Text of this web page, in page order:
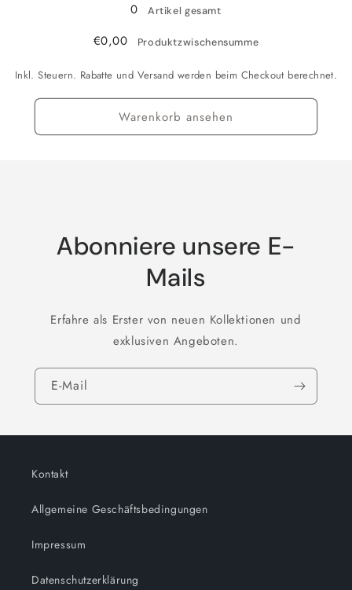
0
Artikel gesamt
€0,00 Produktzwischensumme
Inkl. Steuern. Rabatte und Versand werden beim Checkout berechnet.
Warenkorb ansehen
Abonniere unsere E-
Mails
Erfahre als Erster von neuen Kollektionen und
exklusiven Angeboten.
E-Mail
Kontakt
Allgemeine Geschäftsbedingungen
Impressum
Datenschutzerklärung